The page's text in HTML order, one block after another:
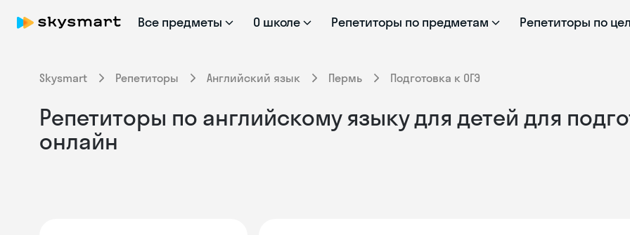
Все предметы О школе Репетиторы по предметам Репетиторы по
Skysmart Репетиторы Английский язык Пермь Подготовка к ОГЭ
Репетиторы по английскому языку для детей для
онлайн